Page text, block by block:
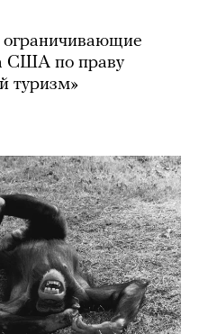
ограничивающие
США по праву
туризм»